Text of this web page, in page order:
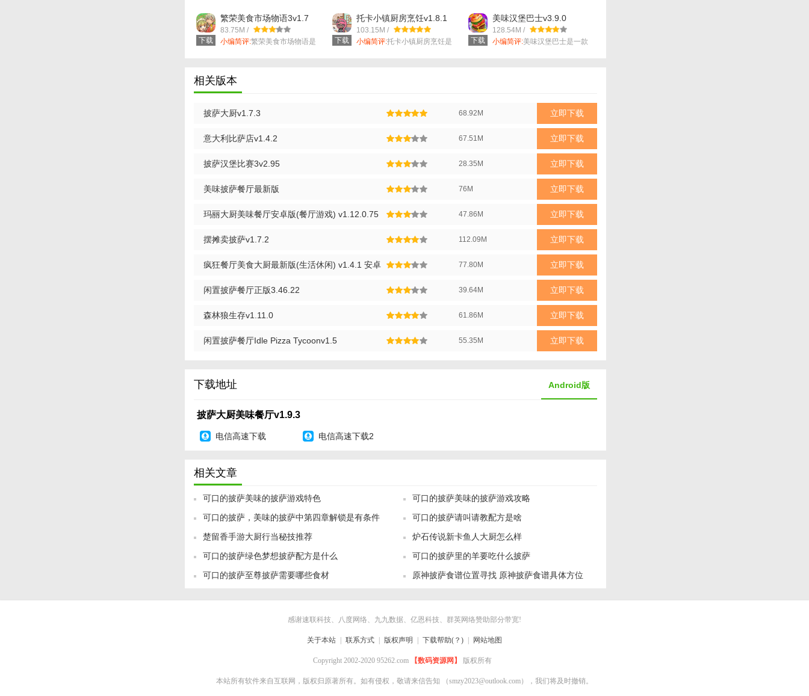
1. 制作披萨：选择底料、酱料、配料和奶酪等食材，按照顾客的订单或自己的创意制作披萨。
2. 经营餐厅：管理餐厅的各项事务，包括进货、员工排班、清洁和装修等。
【披萨大厨美味餐厅攻略】
3. 合理管理库存和员工，避免浪费和短缺。
4. 关注卫生和装修，为顾客提供舒适的就餐环境。
5. 积极参与社区活动，提高餐厅的知名度和影响力。
【披萨大厨美味餐厅测评】
《披萨大厨美味餐厅》是一款非常有趣且富有挑战性的模拟经营游戏。它不仅让玩家体验到了制作披萨的乐
趣，还让玩家感受到了经营一家餐厅的艰辛与快乐。游戏的画面精美，操作简单易上手，同时还有丰富的任
务和活动让玩家不断挑战自我。总的来说，这是一款值得一玩的模拟经营游戏。
下载
繁荣美食市场物语3v1.7
83.75M /
小编简评:繁荣美食市场物语是
下载
托卡小镇厨房烹饪v1.8.1
103.15M /
小编简评:托卡小镇厨房烹饪是
下载
美味汉堡巴士v3.9.0
128.54M /
小编简评:美味汉堡巴士是一款
相关版本
披萨大厨v1.7.3 68.92M 立即下载
意大利比萨店v1.4.2 67.51M 立即下载
披萨汉堡比赛3v2.95 28.35M 立即下载
美味披萨餐厅最新版 76M 立即下载
玛丽大厨美味餐厅安卓版(餐厅游戏) v1.12.0.75
破解版
47.86M 立即下载
摆摊卖披萨v1.7.2 112.09M 立即下载
疯狂餐厅美食大厨最新版(生活休闲) v1.4.1 安卓 77.80M 立即下载
闲置披萨餐厅正版3.46.22 39.64M 立即下载
森林狼生存v1.11.0 61.86M 立即下载
闲置披萨餐厅Idle Pizza Tycoonv1.5 55.35M 立即下载
下载地址 Android版
披萨大厨美味餐厅v1.9.3
电信高速下载 电信高速下载2
相关文章
可口的披萨美味的披萨游戏特色
可口的披萨美味的披萨游戏攻略
可口的披萨，美味的披萨中第四章解锁是有条件
的
可口的披萨请叫请教配方是啥
楚留香手游大厨行当秘技推荐
炉石传说新卡鱼人大厨怎么样
可口的披萨绿色梦想披萨配方是什么
可口的披萨里的羊要吃什么披萨
可口的披萨至尊披萨需要哪些食材
原神披萨食谱位置寻找 原神披萨食谱具体方位
感谢速联科技、八度网络、九九数据、亿恩科技、群英网络赞助部分带宽!
关于本站 联系方式 版权声明 下载帮助(？) 网站地图
Copyright 2002-2020 95262.com 【数码资源网】 版权所有
本站所有软件来自互联网，版权归原著所有。如有侵权，敬请来信告知 （smzy2023@outlook.com），我们将及时撤销。